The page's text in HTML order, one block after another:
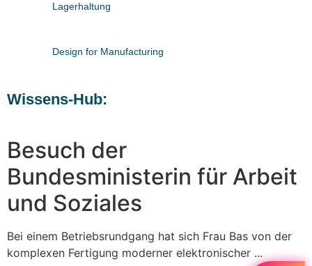
Lagerhaltung
Design for Manufacturing
Wissens-Hub:
Besuch der
Bundesministerin für Arbeit
und Soziales
Bei einem Betriebsrundgang hat sich Frau Bas von der
komplexen Fertigung moderner elektronischer ...